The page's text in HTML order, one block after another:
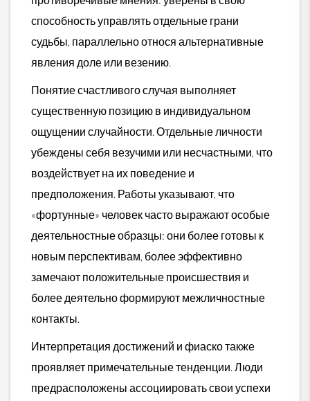
способность управлять отдельные грани
судьбы, параллельно относя альтернативные
явления доле или везению.
Понятие счастливого случая выполняет
существенную позицию в индивидуальном
ощущении случайности. Отдельные личности
убеждены себя везучими или несчастными, что
воздействует на их поведение и
предположения. Работы указывают, что
«фортунные» человек часто выражают особые
деятельностные образцы: они более готовы к
новым перспективам, более эффективно
замечают положительные происшествия и
более деятельно формируют межличностные
контакты.
Интерпретация достижений и фиаско также
проявляет примечательные тенденции. Люди
предрасположены ассоциировать свои успехи